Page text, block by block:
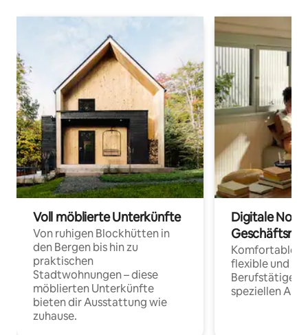
Voll möblierte Unterkünfte
Von ruhigen Blockhütten in
den Bergen bis hin zu
praktischen
Stadtwohnungen – diese
möblierten Unterkünfte
bieten dir Ausstattung wie
zuhause.
Digitale
Komfortable
flexible und
Berufstätige
speziellen